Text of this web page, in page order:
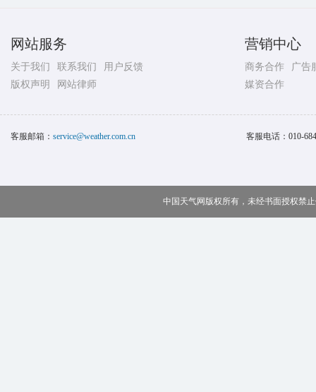
网站服务
关于我们 联系我们
用户反馈
版权声明
网站律师
营销中心
商务合作
广告
媒资合作
客服邮箱： service@weather.com.cn 客服电话： 010-
中国天气网版权所有，未经书面授权